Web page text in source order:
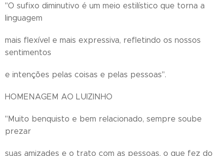
"O sufixo diminutivo é um meio estilístico que torna a
linguagem
mais flexível e mais expressiva, refletindo os nossos
sentimentos
e intenções pelas coisas e pelas pessoas".
HOMENAGEM AO LUIZINHO
"Muito benquisto e bem relacionado, sempre soube
prezar
suas amizades e o trato com as pessoas, o que fez do